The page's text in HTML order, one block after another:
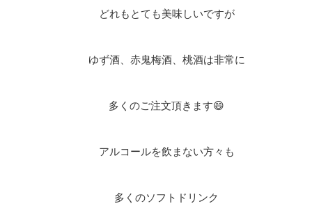
どれもとても美味しいですが
ゆず酒、赤鬼梅酒、桃酒は非常に
多くのご注文頂きます😄
アルコールを飲まない方々も
多くのソフトドリンク